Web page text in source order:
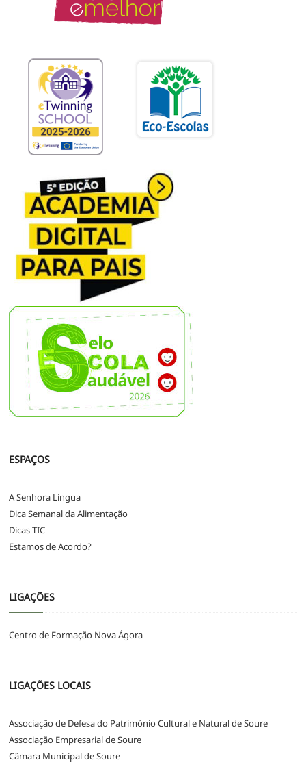
ESPAÇOS
A Senhora Língua
Dica Semanal da Alimentação
Dicas TIC
Estamos de Acordo?
LIGAÇÕES
Centro de Formação Nova Ágora
LIGAÇÕES LOCAIS
Associação de Defesa do Património Cultural e Natural de Soure
Associação Empresarial de Soure
Câmara Municipal de Soure